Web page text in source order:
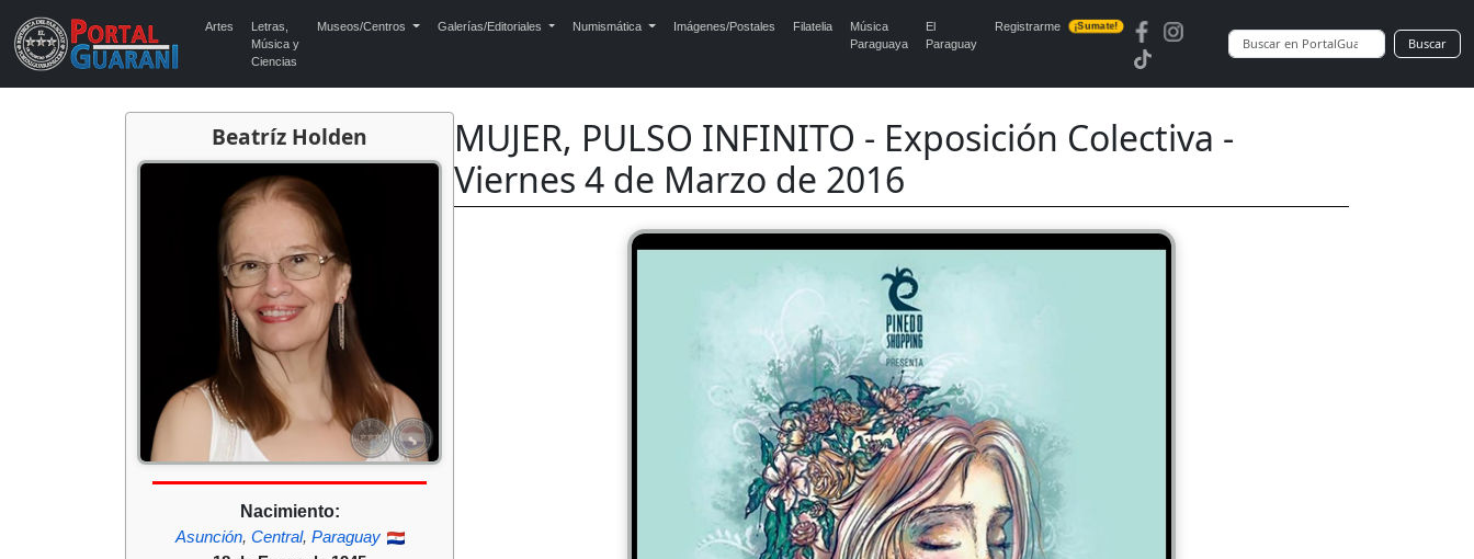
Artes
Letras,
Música y
Ciencias
Museos/Centros Galerías/Editoriales Numismática Imágenes/Postales Filatelia
Música
Paraguaya
El
Paraguay
Registrarme ¡Sumate!
Buscar
Beatríz Holden
Nacimiento:
Asunción, Central, Paraguay
MUJER, PULSO INFINITO - Exposición Colectiva -
Viernes 4 de Marzo de 2016